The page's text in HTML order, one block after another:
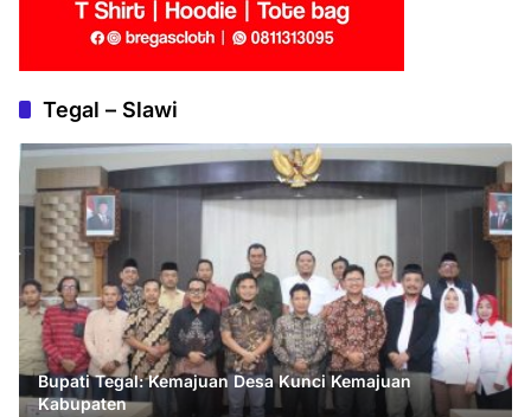
Tegal – Slawi
Bupati Tegal: Kemajuan Desa Kunci Kemajuan
Kabupaten